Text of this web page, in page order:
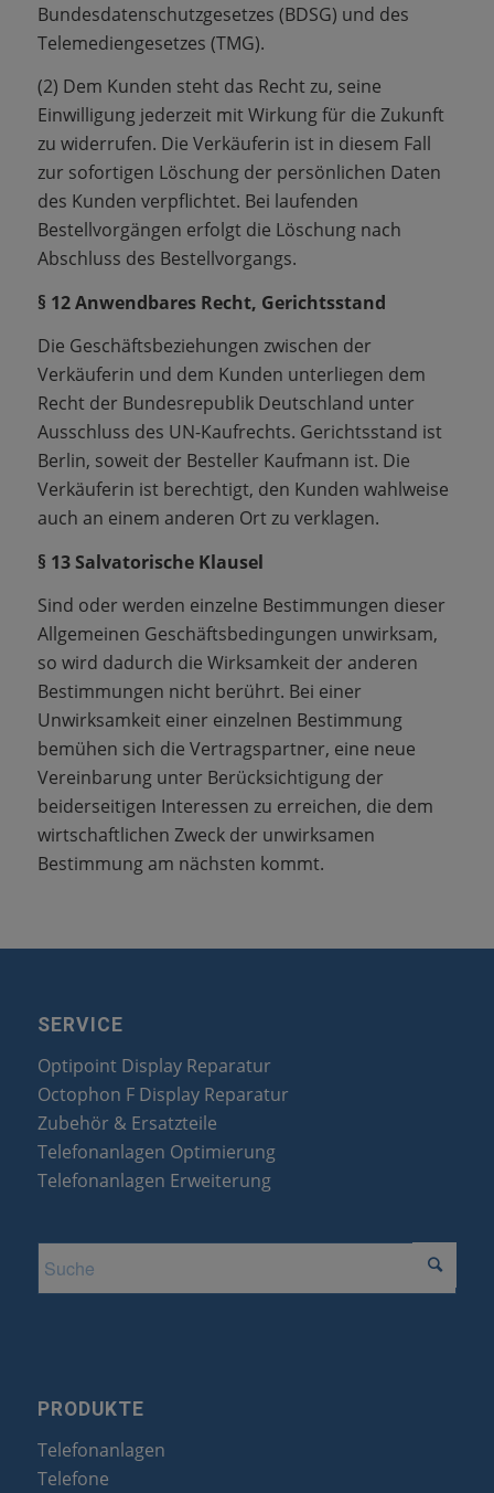
Bundesdatenschutzgesetzes (BDSG) und des
Telemediengesetzes (TMG).
(2) Dem Kunden steht das Recht zu, seine
Einwilligung jederzeit mit Wirkung für die Zukunft
zu widerrufen. Die Verkäuferin ist in diesem Fall
zur sofortigen Löschung der persönlichen Daten
des Kunden verpflichtet. Bei laufenden
Bestellvorgängen erfolgt die Löschung nach
Abschluss des Bestellvorgangs.
§ 12 Anwendbares Recht, Gerichtsstand
Die Geschäftsbeziehungen zwischen der
Verkäuferin und dem Kunden unterliegen dem
Recht der Bundesrepublik Deutschland unter
Ausschluss des UN-Kaufrechts. Gerichtsstand ist
Berlin, soweit der Besteller Kaufmann ist. Die
Verkäuferin ist berechtigt, den Kunden wahlweise
auch an einem anderen Ort zu verklagen.
§ 13 Salvatorische Klausel
Sind oder werden einzelne Bestimmungen dieser
Allgemeinen Geschäftsbedingungen unwirksam,
so wird dadurch die Wirksamkeit der anderen
Bestimmungen nicht berührt. Bei einer
Unwirksamkeit einer einzelnen Bestimmung
bemühen sich die Vertragspartner, eine neue
Vereinbarung unter Berücksichtigung der
beiderseitigen Interessen zu erreichen, die dem
wirtschaftlichen Zweck der unwirksamen
Bestimmung am nächsten kommt.
SERVICE
Optipoint Display Reparatur
Octophon F Display Reparatur
Zubehör & Ersatzteile
Telefonanlagen Optimierung
Telefonanlagen Erweiterung
PRODUKTE
Telefonanlagen
Telefone